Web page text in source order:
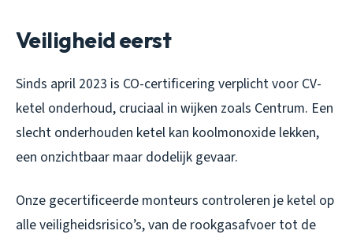
Veiligheid eerst
Sinds april 2023 is CO-certificering verplicht voor CV-
ketel onderhoud, cruciaal in wijken zoals Centrum. Een
slecht onderhouden ketel kan koolmonoxide lekken,
een onzichtbaar maar dodelijk gevaar.
Onze gecertificeerde monteurs controleren je ketel op
alle veiligheidsrisico’s, van de rookgasafvoer tot de